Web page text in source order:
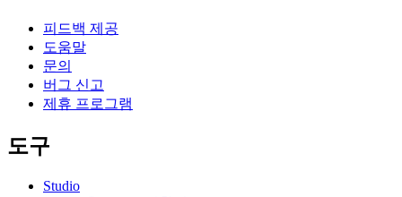
피드백 제공
도움말
문의
버그 신고
제휴 프로그램
도구
Studio